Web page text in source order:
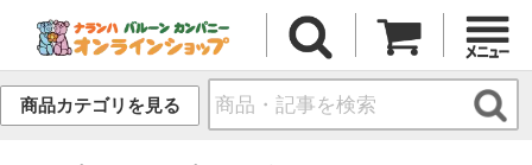
商品カテゴリを見る